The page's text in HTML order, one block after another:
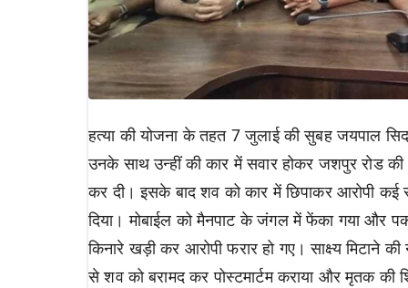
हत्या की योजना के तहत 7 जुलाई की सुबह जयपाल
उनके साथ उन्हीं की कार में सवार होकर जशपुर रोड
कर दी। इसके बाद शव को कार में छिपाकर आरोपी
दिया। मोबाईल को मैनपाट के जंगल में फेंका गया और
किनारे खड़ी कर आरोपी फरार हो गए। साक्ष्य मिटाने
से शव को बरामद कर पोस्टमार्टम कराया और मृतक की